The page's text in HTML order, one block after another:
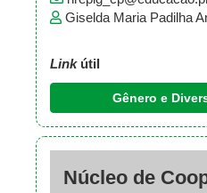
Giselda Maria Padilha
Linkútil
Gênero e
Núcleo de